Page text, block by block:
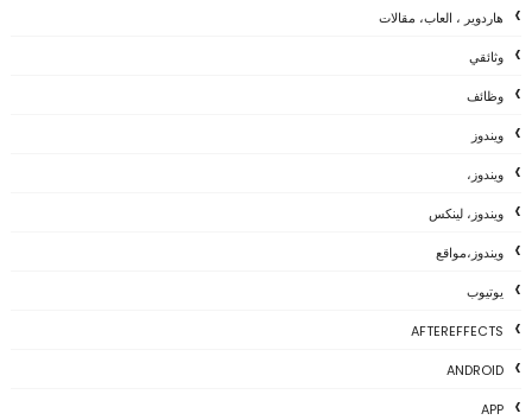
هاردوير ، العاب، مقالات
وثائقي
وظائف
ويندوز
ويندوز،
ويندوز، لينكس
ويندوز،مواقع
يوتيوب
AFTEREFFECTS
ANDROID
APP